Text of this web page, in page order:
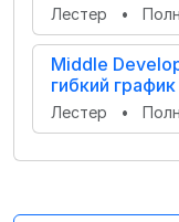
Лестер •
Middle
гибкий
Лестер •